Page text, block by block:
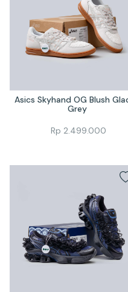
Asics Skyhand OG Blush
Grey
Rp 2.499.000